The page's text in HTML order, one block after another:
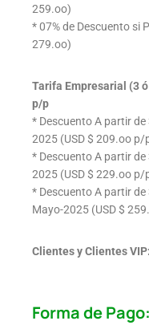
259.oo)
* 07% de Descuento si
279.oo)
Tarifa Empresarial (3
p/p
* Descuento A partir
2025 (USD $ 209.oo p/
* Descuento A partir
2025 (USD $ 229.oo p/
* Descuento A partir
Mayo-2025 (USD $
Clientes y Clientes
Forma de Pago: